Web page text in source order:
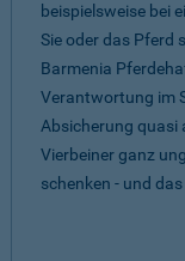
beispielsweise bei
Sie oder das Pferd
Barmenia
Verantwortung im
Absicherung quasi
Vierbeiner ganz
schenken - und